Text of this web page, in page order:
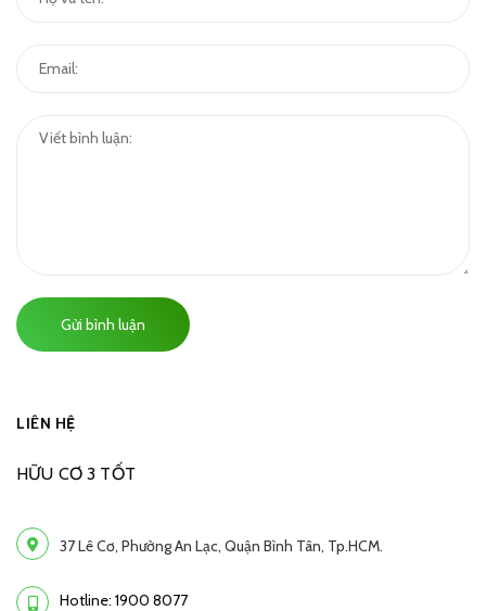
Gửi bình luận
LIÊN HỆ
HỮU CƠ 3 TỐT
37 Lê Cơ, Phường An Lạc, Quận Bình Tân, Tp.HCM.
Hotline: 1900 8077